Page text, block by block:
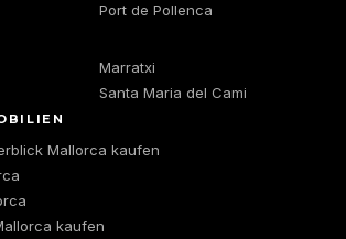
Port de Pollenca
Marratxi
Santa Maria del Cami
Mallorca kaufen
kaufen